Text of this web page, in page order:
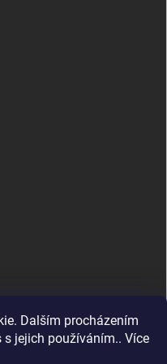
Dalším procházením
jejich používáním.. Více